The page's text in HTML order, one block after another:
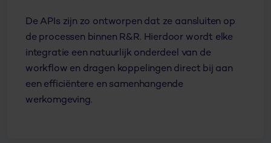
De APIs zijn zo ontworpen dat ze aansluiten op
de processen binnen R&R. Hierdoor wordt elke
integratie een natuurlijk onderdeel van de
workflow en dragen koppelingen direct bij aan
een efficiëntere en samenhangende
werkomgeving.